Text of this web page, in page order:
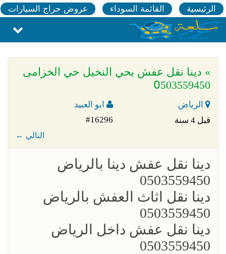
الرئيسية القائمة السوداء عروض حراج السيارات
» دينا نقل عفش بحي النخيل حي الخزامى
0َ503559450
الرياض
ابو العبيد
قبل 4 سنة
#16296
← التالي
؜دينا نقل عفش دينا بالرياض
0503559450
؜؜دينا نقل اثاث العفش بالرياض
0503559450
؜دينا نقل عفش داخل الرياض
0503559450